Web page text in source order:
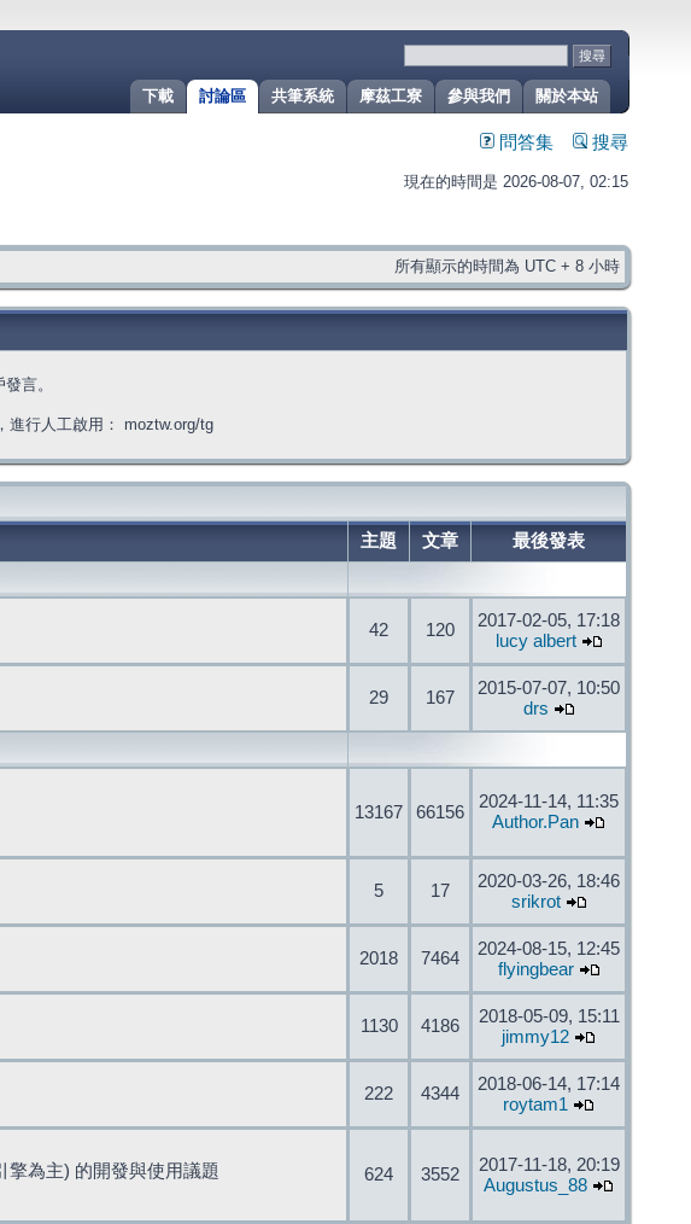
關於本站
參與我們
摩茲工寮
共筆系統
討論區
下載
問答集 搜尋
現在的時間是 2026-08-07, 02:15
所有顯示的時間為 UTC + 8 小時
言。
進行人工啟用： moztw.org/tg
主題 文章
最後發表
42 120
2017-02-05, 17:18
lucy albert
29 167
2015-07-07, 10:50
drs
13167 66156
2024-11-14, 11:35
Author.Pan
5 17
2020-03-26, 18:46
srikrot
2018 7464
2024-08-15, 12:45
flyingbear
1130 4186
2018-05-09, 15:11
jimmy12
222 4344
2018-06-14, 17:14
roytam1
擎為主) 的開發與使用議題
624 3552
2017-11-18, 20:19
Augustus_88